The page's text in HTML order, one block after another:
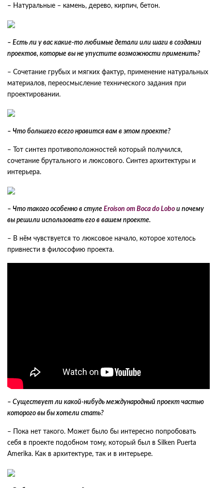
– Натуральные – камень, дерево, кирпич, бетон.
– Есть ли у вас какие-то любимые детали или шаги в создании
проектов, которые вы не упустите возможности применить?
– Сочетание грубых и мягких фактур, применение натуральных
материалов, переосмысление технического задания при
проектировании.
– Что большего всего нравится вам в этом проекте?
– Тот синтез противоположностей который получился,
сочетание брутального и люксового. Синтез архитектуры и
интерьера.
– Что такого особенно в стулe Eroison от Boca do Lobo и почему
вы решили использовать его в вашем проекте.
– В нём чувствуется то люксовое начало, которое хотелось
привнести в философию проекта.
– Существует ли какой-нибудь международный проект частью
которого вы бы хотели стать?
– Пока нет такого. Может было бы интересно попробовать
себя в проекте подобном тому, который был в Silken Puerta
Amerika. Как в архитектуре, так и в интерьере.